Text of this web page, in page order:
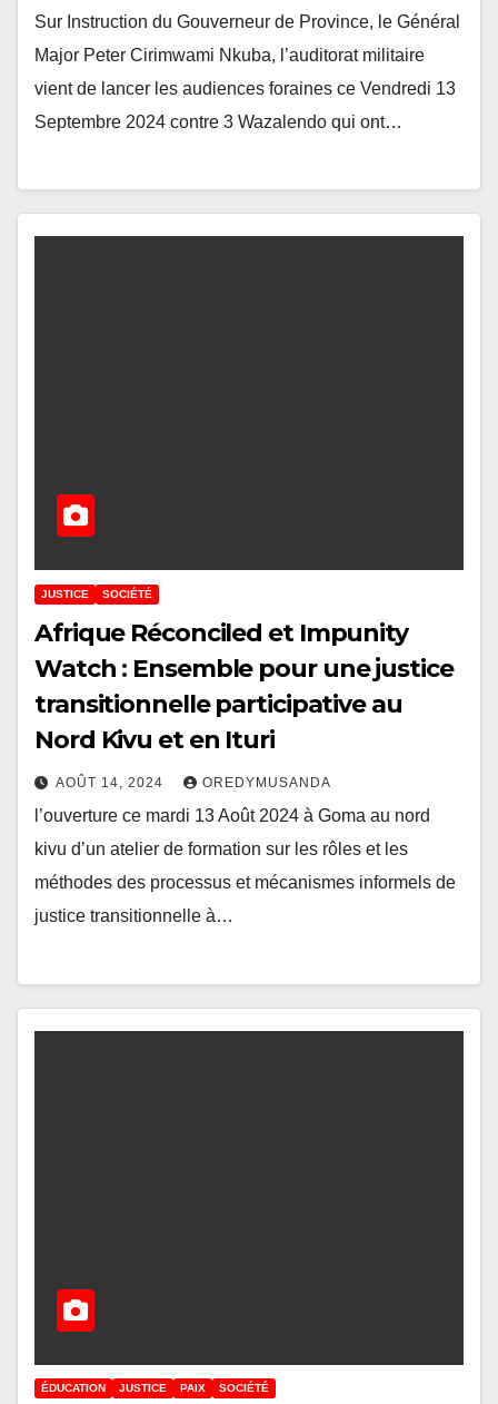
Sur Instruction du Gouverneur de Province, le Général
Major Peter Cirimwami Nkuba, l’auditorat militaire
vient de lancer les audiences foraines ce Vendredi 13
Septembre 2024 contre 3 Wazalendo qui ont…
JUSTICE SOCIÉTÉ
Afrique Réconciled et Impunity
Watch : Ensemble pour une justice
transitionnelle participative au
Nord Kivu et en Ituri
AOÛT 14, 2024 OREDYMUSANDA
l’ouverture ce mardi 13 Août 2024 à Goma au nord
kivu d’un atelier de formation sur les rôles et les
méthodes des processus et mécanismes informels de
justice transitionnelle à…
ÉDUCATION JUSTICE PAIX SOCIÉTÉ